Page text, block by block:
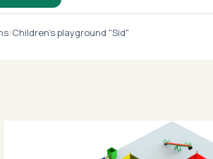
/Children's playground "Sid"